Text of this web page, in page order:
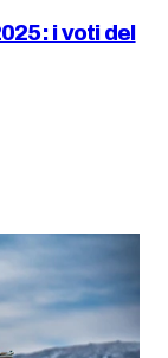
i voti del